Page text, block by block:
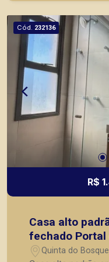
eletrônico. A Piramid tem como objetivo atender
seus clientes com
locação, vendas
mesmo nos
Ribeirão Preto.
Cód. 232136
R$
Casa alto
fechado Portal
Ribeirão Preto-
Quinta do